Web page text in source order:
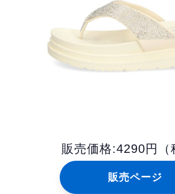
販売価格:4290円（
販売ページ